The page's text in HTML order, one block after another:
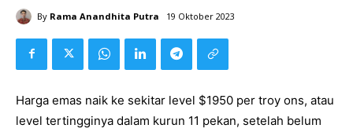
By Rama Anandhita Putra 19 Oktober 2023
Harga emas naik ke sekitar level $1950 per troy ons, atau
level tertingginya dalam kurun 11 pekan, setelah belum